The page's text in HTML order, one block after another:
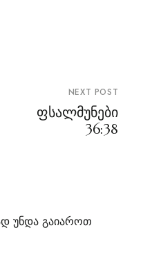
NEXT POST
ფსალმუნები
36:38
უნდა გაიაროთ